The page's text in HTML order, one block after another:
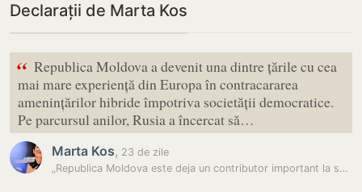
Declarații de Marta Kos
“ Republica Moldova a devenit una dintre țările cu cea
mai mare experiență din Europa în contracararea
amenințărilor hibride împotriva societății democratice.
Pe parcursul anilor, Rusia a încercat să…
Marta Kos, 23 de zile
„Republica Moldova este deja un contributor important la securitatea…